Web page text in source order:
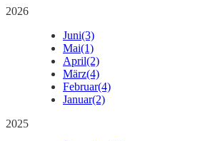
2026
Juni(3)
Mai(1)
April(2)
März(4)
Februar(4)
Januar(2)
2025